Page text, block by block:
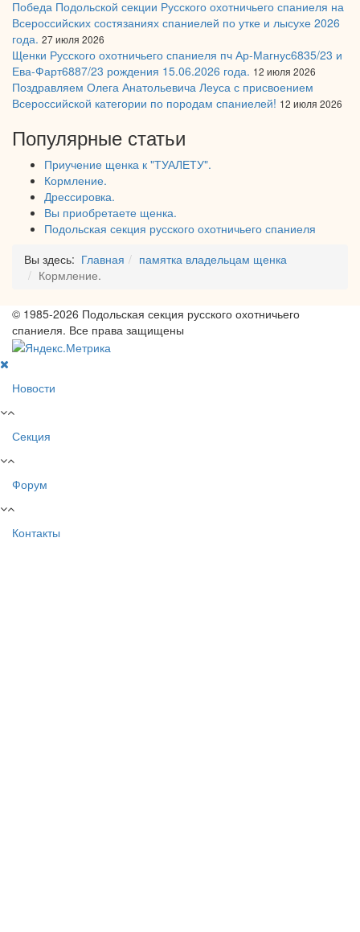
Победа Подольской секции Русского охотничьего спаниеля на
Всероссийских состязаниях спаниелей по утке и лысухе 2026
года. 27 июля 2026
Щенки Русского охотничьего спаниеля пч Ар-Магнус6835/23 и
Ева-Фарт6887/23 рождения 15.06.2026 года. 12 июля 2026
Поздравляем Олега Анатольевича Леуса с присвоением
Всероссийской категории по породам спаниелей! 12 июля 2026
Популярные статьи
Приучение щенка к "ТУАЛЕТУ".
Кормление.
Дрессировка.
Вы приобретаете щенка.
Подольская секция русского охотничьего спаниеля
Вы здесь: Главная
памятка владельцам щенка
Кормление.
© 1985-2026 Подольская секция русского охотничьего
спаниеля. Все права защищены
Новости
Секция
Форум
Контакты